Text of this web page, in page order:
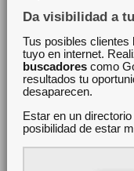
Da visibilidad a
Tus posibles
tuyo en internet.
buscadores como
resultados tu
desaparecen.
Estar en un
posibilidad de estar